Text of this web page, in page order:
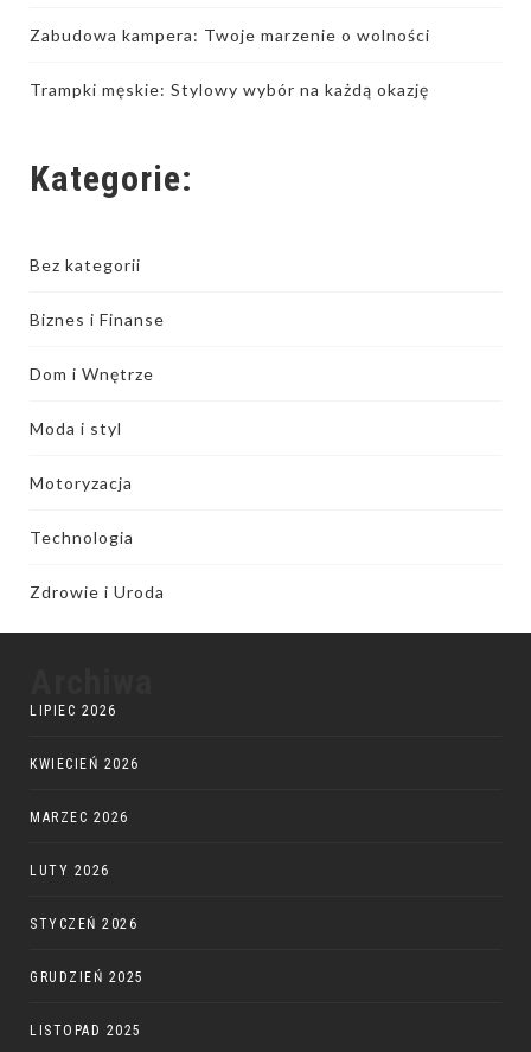
Zabudowa kampera: Twoje marzenie o wolności
Trampki męskie: Stylowy wybór na każdą okazję
Kategorie:
Bez kategorii
Biznes i Finanse
Dom i Wnętrze
Moda i styl
Motoryzacja
Technologia
Zdrowie i Uroda
LIPIEC 2026
KWIECIEŃ 2026
MARZEC 2026
LUTY 2026
STYCZEŃ 2026
GRUDZIEŃ 2025
LISTOPAD 2025